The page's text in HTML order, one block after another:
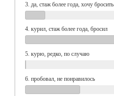
3. да, стаж более года, хочу бросить
4. курил, стаж более года, бросил
5. курю, редко, по случаю
6. пробовал, не понравилось